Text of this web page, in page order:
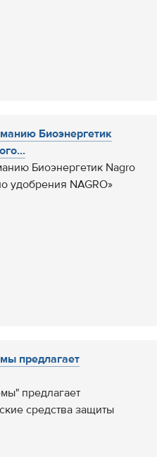
Биоэнергетик
Биоэнергетик Nagro
удобрения NAGRO»
предлагает
предлагает
средства защиты